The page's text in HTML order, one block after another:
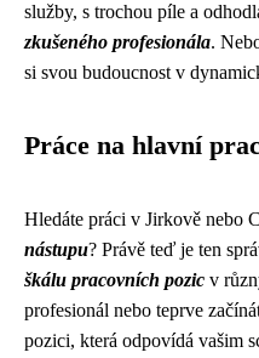
služby, s trochou píle a
zkušeného profesionála.
si svou budoucnost v
Práce na hlavní
Hledáte práci v Jirkově nebo
nástupu? Právě teď je ten
škálu pracovních pozic v
profesionál nebo teprve
pozici, která odpovídá vašim